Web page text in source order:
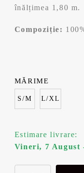
înălțimea 1,80 m.
Compoziție:
S/M L/XL
MĂRIME
Estimare livrare:
Vineri, 7 August